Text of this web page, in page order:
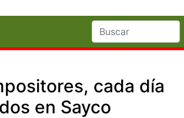
cada día
en Sayco